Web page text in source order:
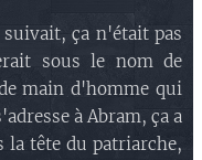
ça n'était pas
sous le nom de
main d'homme qui
à Abram, ça a
la tête du patriarche,